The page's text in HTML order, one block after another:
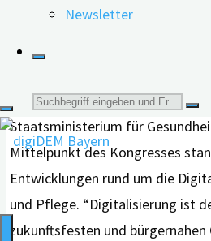
Newsletter
Suche
nach:
Kolominsky-Rabas über den
Zum Kongress eingeladen hatte
Staatsministerium für
Mittelpunkt des Kongresses
Entwicklungen rund um die
und Pflege. “Digitalisierung ist
zukunftsfesten und